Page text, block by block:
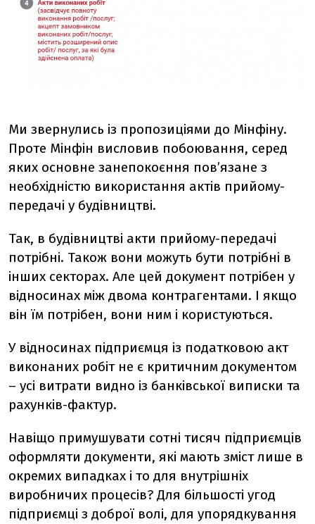
Ми звернулись із пропозиціями до Мінфіну.
Проте Мінфін висловив побоювання, серед
яких основне занепокоєння пов’язане з
необхідністю використання актів прийому-
передачі у будівництві.
Так, в будівництві акти прийому-передачі
потрібні. Також вони можуть бути потрібні в
інших секторах. Але цей документ потрібен у
відносинах між двома контрагентами. І якщо
він їм потрібен, вони ним і користуються.
У відносинах підприємця із податковою акт
виконаних робіт не є критичним документом
– усі витрати видно із банківської виписки та
рахунків-фактур.
Навіщо примушувати сотні тисяч підприємців
оформляти документи, які мають зміст лише в
окремих випадках і то для внутрішніх
виробничих процесів? Для більшості угод
підприємці з доброї волі, для упорядкування